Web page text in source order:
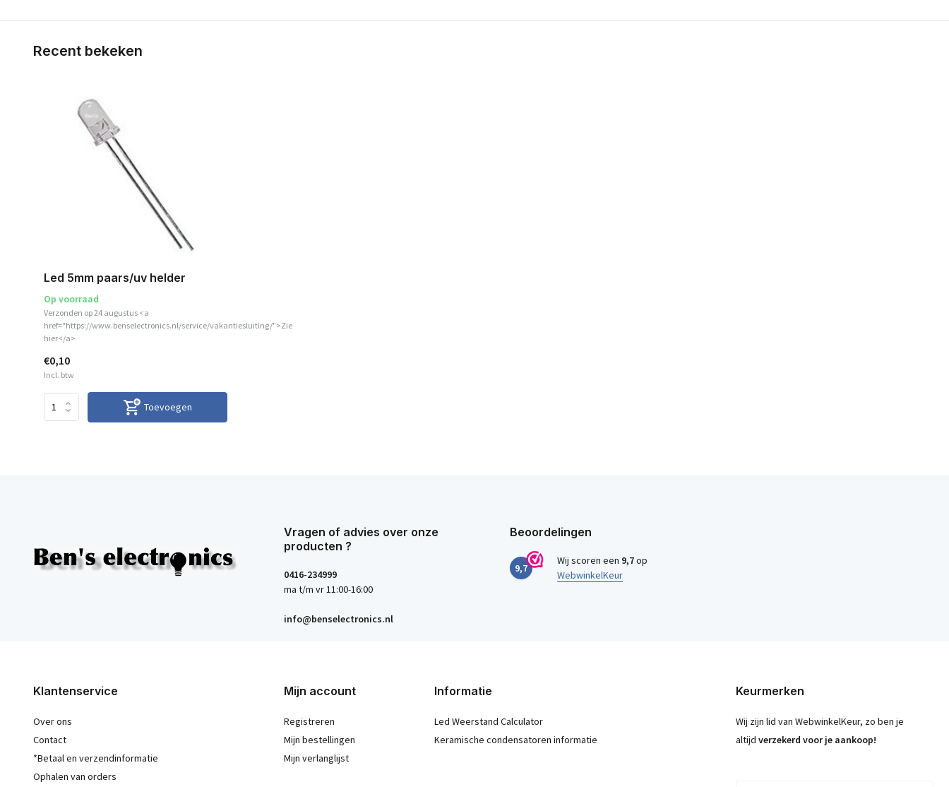
Recent bekeken
Led 5mm paars/uv helder
Op voorraad
Verzonden op 24 augustus <a
href="https://www.benselectronics.nl/service/vakantiesluiting/">Zie
hier</a>
€0,10
Incl. btw
Toevoegen
Vragen of advies over onze
producten ?
0416-234999
ma t/m vr 11:00-16:00
info@benselectronics.nl
Beoordelingen
9,7
Wij scoren een 9,7op
WebwinkelKeur
Klantenservice
Over ons
Contact
*Betaal en verzendinformatie
Ophalen van orders
Mijn account
Registreren
Mijn bestellingen
Mijn verlanglijst
Informatie
Led Weerstand Calculator
Keramische condensatoren informatie
Keurmerken
Wij zijn lid van WebwinkelKeur, zo ben je
altijd verzekerd voor je aankoop!